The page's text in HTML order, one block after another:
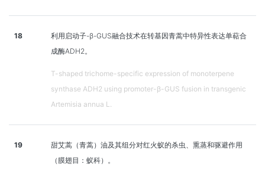
18
利用启动子-β-GUS融合技术在转基因青蒿中特异性表达单萜合
成酶ADH2。
T-shaped trichome-specific expression of monoterpene
synthase ADH2 using promoter-β-GUS fusion in transgenic
Artemisia annua L.
19
甜艾蒿（青蒿）油及其组分对红火蚁的杀虫、熏蒸和驱避作用
（膜翅目：蚁科）。